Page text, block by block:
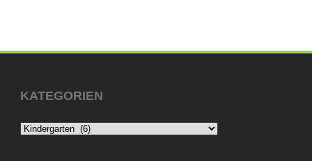
KATEGORIEN